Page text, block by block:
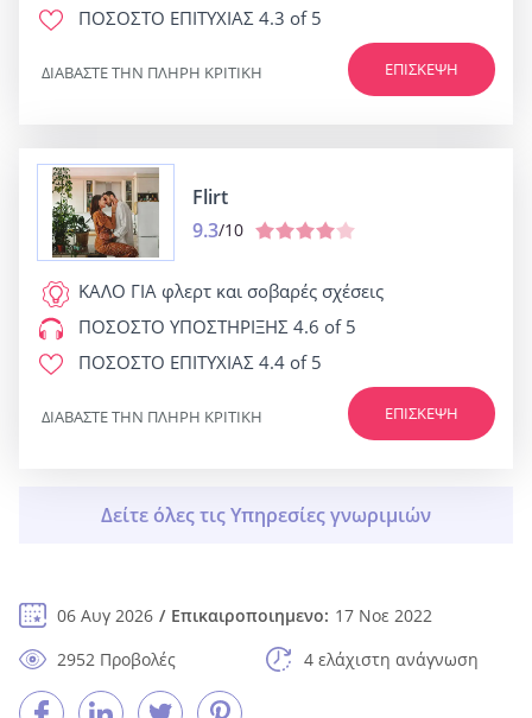
ΠΟΣΟΣΤΟ ΕΠΙΤΥΧΙΑΣ 4.3 of 5
ΕΠΊΣΚΕΨΗ
ΔΙΑΒΆΣΤΕ ΤΗΝ ΠΛΉΡΗ ΚΡΙΤΙΚΉ
Flirt
9.3/10
ΚΑΛΟ ΓΙΑ φλερτ και σοβαρές σχέσεις
ΠΟΣΟΣΤΟ ΥΠΟΣΤΗΡΙΞΗΣ 4.6 of 5
ΠΟΣΟΣΤΟ ΕΠΙΤΥΧΙΑΣ 4.4 of 5
ΕΠΊΣΚΕΨΗ
ΔΙΑΒΆΣΤΕ ΤΗΝ ΠΛΉΡΗ ΚΡΙΤΙΚΉ
06 Αυγ 2026 Επικαιροποιημενο: 17 Νοε 2022
2952 Προβολές
4 ελάχιστη ανάγνωση